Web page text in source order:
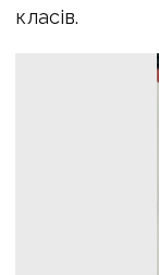
класів.